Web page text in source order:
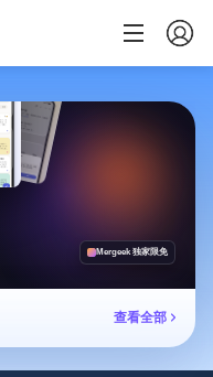
Mergeek 独家限免
查看全部